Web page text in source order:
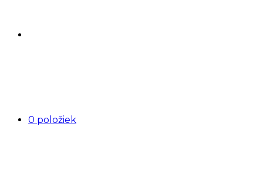
0 položiek